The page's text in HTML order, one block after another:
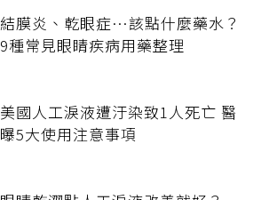
結膜炎、乾眼症…該點什麼藥水？
9種常見眼睛疾病用藥整理
美國人工淚液遭汙染致1人死亡 醫
曝5大使用注意事項